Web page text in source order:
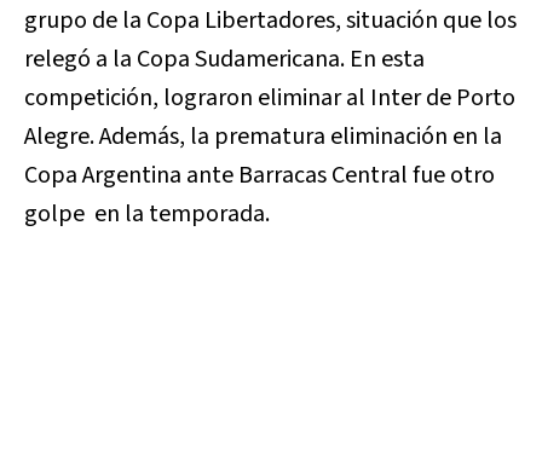
grupo de la Copa Libertadores, situación que los
relegó a la Copa Sudamericana. En esta
competición, lograron eliminar al Inter de Porto
Alegre. Además, la prematura eliminación en la
Copa Argentina ante Barracas Central fue otro
golpe en la temporada.